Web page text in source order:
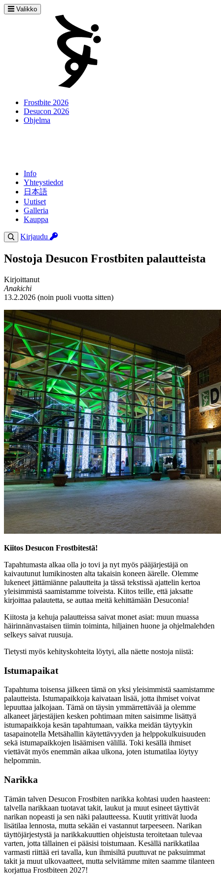
Valikko
Frostbite 2026
Desucon 2026
Ohjelma
Info
Yhteystiedot
日本語
Uutiset
Galleria
Kauppa
Kirjaudu
Nostoja Desucon Frostbiten palautteista
Kirjoittanut
Anakichi
13.2.2026 (noin puoli vuotta sitten)
Kiitos Desucon Frostbitestä!
Tapahtumasta alkaa olla jo tovi ja nyt myös pääjärjestäjä on
kaivautunut lumikinosten alta takaisin koneen äärelle. Olemme
lukeneet jättämiänne palautteita ja tässä tekstissä ajattelin kertoa
yleisimmistä saamistamme toiveista. Kiitos teille, että jaksatte
kirjoittaa palautetta, se auttaa meitä kehittämään Desuconia!
Kiitosta ja kehuja palautteissa saivat monet asiat: muun muassa
häirinnänvastaisen tiimin toiminta, hiljainen huone ja ohjelmalehden
selkeys saivat ruusuja.
Tietysti myös kehityskohteita löytyi, alla näette nostoja niistä:
Istumapaikat
Tapahtuma toisensa jälkeen tämä on yksi yleisimmistä saamistamme
palautteista. Istumapaikkoja kaivataan lisää, jotta ihmiset voivat
lepuuttaa jalkojaan. Tämä on täysin ymmärrettävää ja olemme
alkaneet järjestäjien kesken pohtimaan miten saisimme lisättyä
istumapaikkoja kesän tapahtumaan, vaikka meidän täytyykin
tasapainotella Metsähallin käytettävyyden ja helppokulkuisuuden
sekä istumapaikkojen lisäämisen välillä. Toki kesällä ihmiset
viettävät myös enemmän aikaa ulkona, joten istumatilaa löytyy
helpommin.
Narikka
Tämän talven Desucon Frostbiten narikka kohtasi uuden haasteen:
talvella narikkaan tuotavat takit, laukut ja muut esineet täyttivät
narikan nopeasti ja sen näki palautteessa. Kuutit yrittivät luoda
lisätilaa lennosta, mutta sekään ei vastannut tarpeeseen. Narikan
täyttöjärjestystä ja narikkakuuttien ohjeistusta teroitetaan tulevaa
varten, jotta tällainen ei pääsisi toistumaan. Kesällä narikkatilaa
varmasti riittää eri tavalla, kun ihmisiltä puuttuvat ne paksuimmat
takit ja muut ulkovaatteet, mutta selvitämme miten saamme tilanteen
korjattua Frostbiteen 2027!